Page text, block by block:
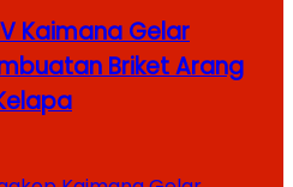
Kaimana Gelar
Briket Arang